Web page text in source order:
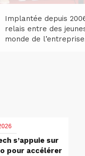
Implantée depuis
relais entre des
monde de
s’appuie sur
pour accélérer